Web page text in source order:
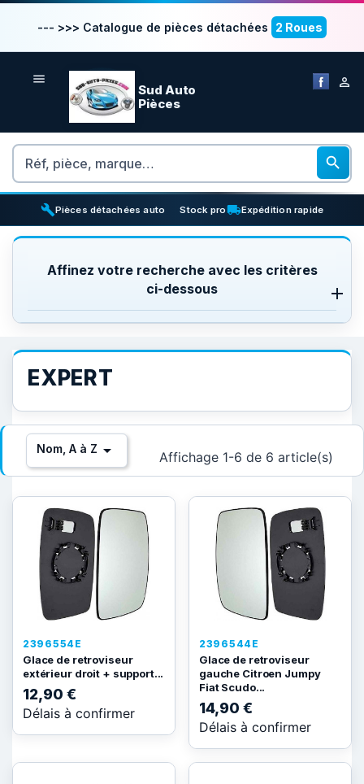
--- >>> Catalogue de pièces détachées 2 Roues
 
Sud Auto
Pièces
Rechercher

buildPièces détachées auto inventory_2
Stock prolocal_shippingExpédition rapide
Affinez votre recherche avec les critères
ci-dessous
EXPERT
Nom, A à Z  Affichage 1-6 de 6 article(s)
2396554E
Glace de retroviseur
extérieur droit + support...
12,90 €
Délais à confirmer
2396544E
Glace de retroviseur
gauche Citroen Jumpy
Fiat Scudo...
14,90 €
Délais à confirmer